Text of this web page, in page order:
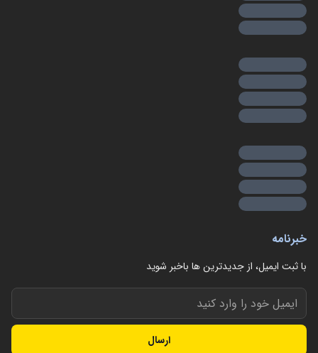
خبرنامه
با ثبت ایمیل، از جدید‌ترین ها با‌خبر شوید
ارسال